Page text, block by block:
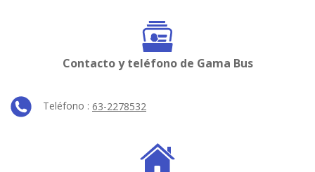
Contacto y teléfono de Gama Bus
Teléfono : 63-2278532